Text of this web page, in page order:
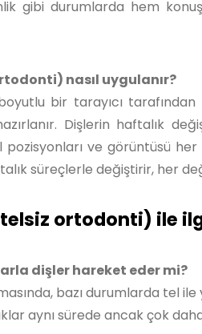
gibi durumlarda hem
nasıl uygulanır?
bir tarayıcı
Dişlerin haftalık
ve görüntüsü
süreçlerle değiştirir, her
ortodonti) ile
dişler hareket eder mi?
bazı durumlarda tel
aynı sürede ancak çok